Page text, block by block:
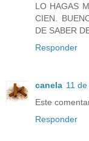
LO HAGAS
CIEN.
DE SABER
Responder
canela 11
Este
Responder